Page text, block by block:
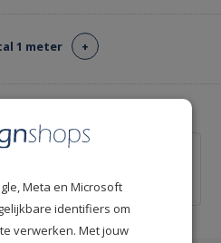
1 meter +
behanglijm voor ca. 12 m² -
Meta en Microsoft
identifiers om
verwerken. Met jouw